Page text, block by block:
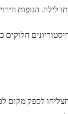
לילה. הגופות
לספק מקום